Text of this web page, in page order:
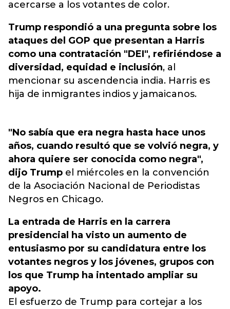
acercarse a los votantes de color.
Trump respondió a una pregunta sobre los
ataques del GOP que presentan a Harris
como una contratación "DEI", refiriéndose a
diversidad, equidad e inclusión, al
mencionar su ascendencia india. Harris es
hija de inmigrantes indios y jamaicanos.
"No sabía que era negra hasta hace unos
años, cuando resultó que se volvió negra, y
ahora quiere ser conocida como negra",
dijo Trump el miércoles en la convención
de la Asociación Nacional de Periodistas
Negros en Chicago.
La entrada de Harris en la carrera
presidencial ha visto un aumento de
entusiasmo por su candidatura entre los
votantes negros y los jóvenes, grupos con
los que Trump ha intentado ampliar su
apoyo.
El esfuerzo de Trump para cortejar a los